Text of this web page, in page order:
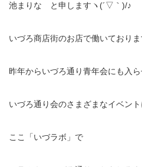
池まりな と申しますヽ(´▽｀)/♪
いづろ商店街のお店で働いておりま
昨年からいづろ通り青年会にも入ら
いづろ通り会のさまざまなイベン
ここ「いづラボ」で